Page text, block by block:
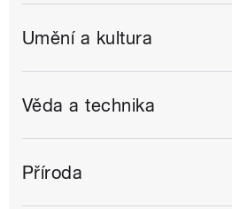
Umění a kultura
Věda a technika
Příroda